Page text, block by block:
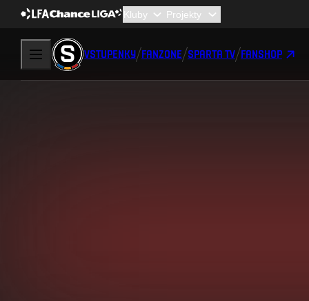
VSTUPENKY FANZONE SPARTA TV FANSHOP